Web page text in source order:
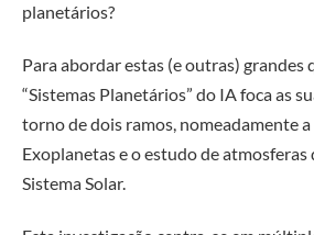
planetários?
Para abordar estas (e outras) grandes
“Sistemas Planetários” do IA foca as
torno de dois ramos, nomeadamente
Exoplanetas e o estudo de atmosferas
Sistema Solar.